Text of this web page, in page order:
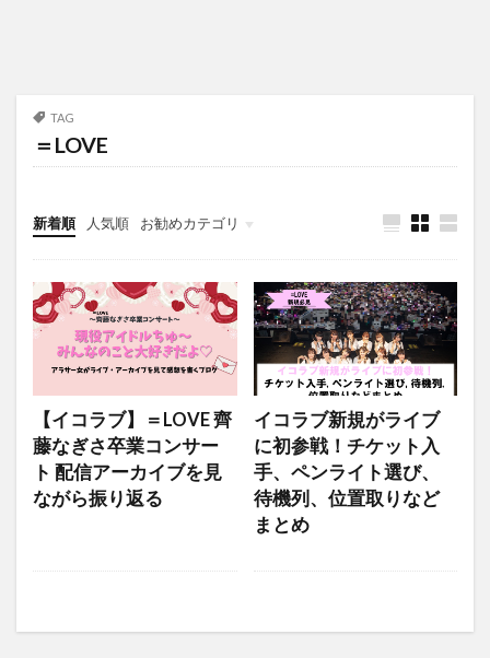
TAG
＝LOVE
新着順 人気順 お勧めカテゴリ
未分類
【イコラブ】＝LOVE 齊
藤なぎさ卒業コンサー
ト 配信アーカイブを見
ながら振り返る
イコラブ新規がライブ
に初参戦！チケット入
手、ペンライト選び、
待機列、位置取りなど
まとめ